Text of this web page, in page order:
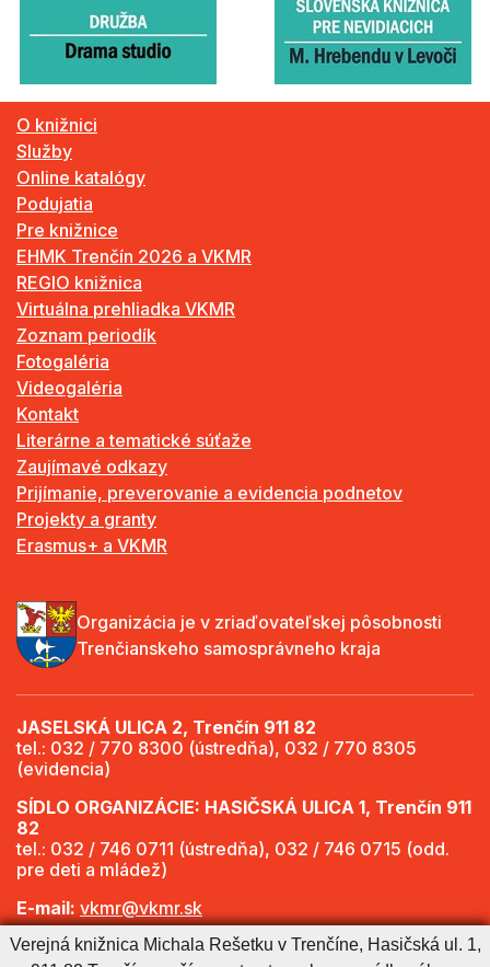
O knižnici
Služby
Online katalógy
Podujatia
Pre knižnice
EHMK Trenčín 2026 a VKMR
REGIO knižnica
Virtuálna prehliadka VKMR
Zoznam periodík
Fotogaléria
Videogaléria
Kontakt
Literárne a tematické súťaže
Zaujímavé odkazy
Prijímanie, preverovanie a evidencia podnetov
Projekty a granty
Erasmus+ a VKMR
Organizácia je v zriaďovateľskej pôsobnosti
Trenčianskeho samosprávneho kraja
JASELSKÁ ULICA 2, Trenčín 911 82
tel.: 032 / 770 8300 (ústredňa), 032 / 770 8305
(evidencia)
SÍDLO ORGANIZÁCIE: HASIČSKÁ ULICA 1, Trenčín 911
82
tel.: 032 / 746 0711 (ústredňa), 032 / 746 0715 (odd.
pre deti a mládež)
E-mail: vkmr@vkmr.sk
Web: http://www.vkmr.sk
Verejná knižnica Michala Rešetku v Trenčíne, Hasičská ul. 1,